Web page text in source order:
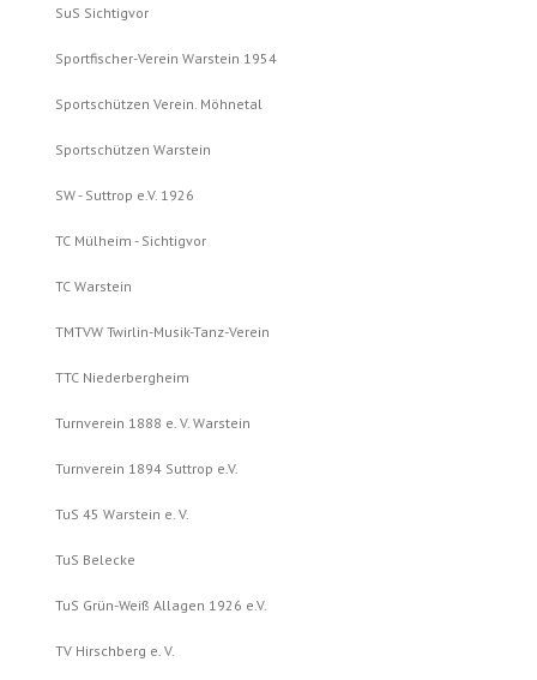
SuS Sichtigvor
Sportfischer-Verein Warstein 1954
Sportschützen Verein. Möhnetal
Sportschützen Warstein
SW - Suttrop e.V. 1926
TC Mülheim - Sichtigvor
TC Warstein
TMTVW Twirlin-Musik-Tanz-Verein
TTC Niederbergheim
Turnverein 1888 e. V. Warstein
Turnverein 1894 Suttrop e.V.
TuS 45 Warstein e. V.
TuS Belecke
TuS Grün-Weiß Allagen 1926 e.V.
TV Hirschberg e. V.